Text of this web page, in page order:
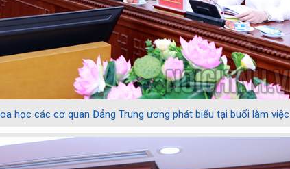
học các cơ quan Đảng Trung ương phát biểu tại buổi làm việc